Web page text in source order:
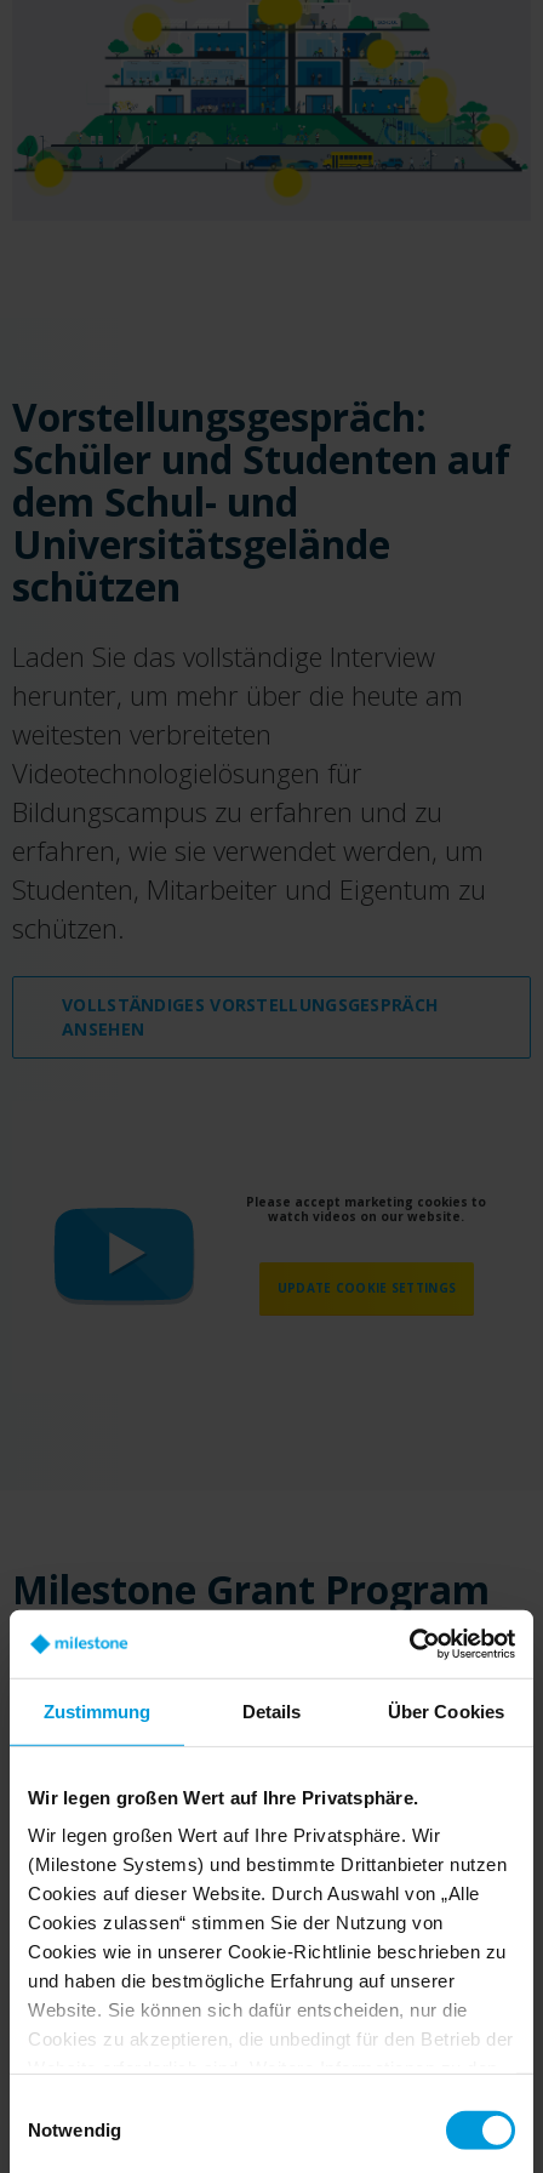
Zustimmung Details Über Cookies
Wir legen großen Wert auf Ihre Privatsphäre.
Wir legen großen Wert auf Ihre Privatsphäre. Wir
(Milestone Systems) und bestimmte Drittanbieter nutzen
Cookies auf dieser Website. Durch Auswahl von „Alle
Cookies zulassen“ stimmen Sie der Nutzung von
Cookies wie in unserer Cookie-Richtlinie beschrieben zu
und haben die bestmögliche Erfahrung auf unserer
Website. Sie können sich dafür entscheiden, nur die
Cookies zu akzeptieren, die unbedingt für den Betrieb der
Sie, wenn Sie auf „Details anzeigen“ klicken.
Notwendig
Vorstellungsgespräch:
Schüler und Studenten auf
dem Schul- und
Universitätsgelände
schützen
Laden Sie das vollständige Interview
herunter, um mehr über die heute am
weitesten verbreiteten
Videotechnologielösungen für
Bildungscampus zu erfahren und zu
erfahren, wie sie verwendet werden, um
Studenten, Mitarbeiter und Eigentum zu
schützen.
VOLLSTÄNDIGES VORSTELLUNGSGESPRÄCH
ANSEHEN
Please accept marketing cookies to
watch videos on our website.
UPDATE COOKIE SETTINGS
Milestone Grant Program
Millions of dollars in grant funds are left unclaimed
yearly. Let us help you secure yours with Milestone's
Grant Program, designed to help you find and match
during the process, and more.
LEARN MORE